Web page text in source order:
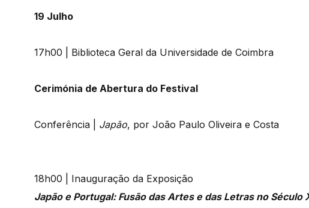
19 Julho
17h00 | Biblioteca Geral da Universidade de Coimbra
Cerimónia de Abertura do Festival
Conferência | Japão, por João Paulo Oliveira e Costa
18h00 | Inauguração da Exposição
Japão e Portugal: Fusão das Artes e das Letras no Século